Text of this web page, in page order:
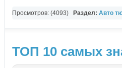
Просмотров: (4093) Раздел: Авто
ТОП 10 самых